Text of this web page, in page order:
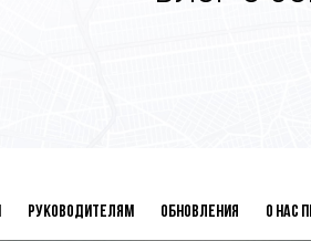
Руководителям Обновления О нас